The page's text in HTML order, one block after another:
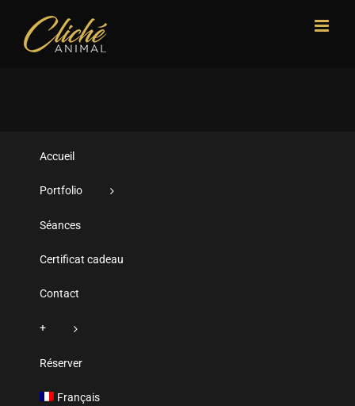
Accueil
Portfolio
Séances
Certificat cadeau
Contact
+
Réserver
Français